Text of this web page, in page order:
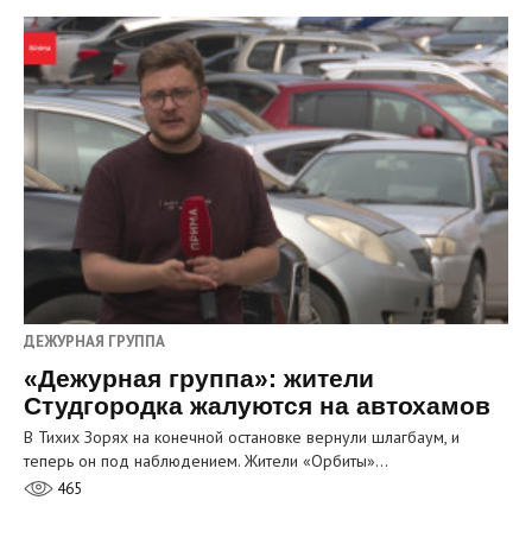
ДЕЖУРНАЯ ГРУППА
«Дежурная группа»: жители
Студгородка жалуются на автохамов
В Тихих Зорях на конечной остановке вернули шлагбаум, и
теперь он под наблюдением. Жители «Орбиты»…
465